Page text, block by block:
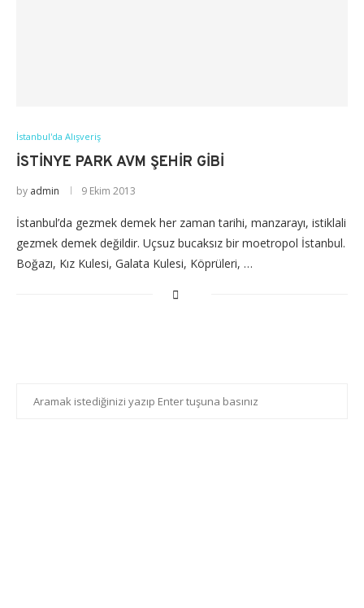
İstanbul'da Alışveriş
İSTINYE PARK AVM ŞEHIR GIBI
by admin 9 Ekim 2013
İstanbul’da gezmek demek her zaman tarihi, manzarayı, istiklali
gezmek demek değildir. Uçsuz bucaksız bir moetropol İstanbul.
Boğazı, Kız Kulesi, Galata Kulesi, Köprüleri, …